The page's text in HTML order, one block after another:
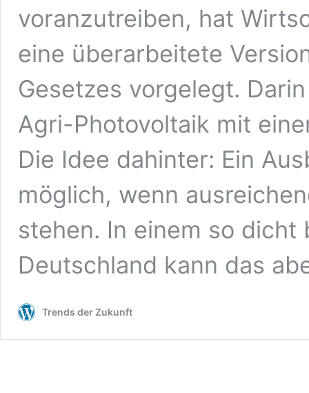
voranzutreiben, hat
eine überarbeitete
Gesetzes vorgelegt.
Agri-Photovoltaik mit
Die Idee dahinter: Ein
möglich, wenn
stehen. In einem so dicht
Deutschland kann das
Trends der Zukunft